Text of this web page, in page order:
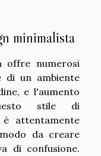
minimalista
offre numerosi
di un ambiente
e l'aumento
stile di
attentamente
da creare
di confusione.